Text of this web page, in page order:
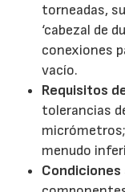
torneadas,
‘cabezal de
conexiones
vacío.
Requisitos
tolerancias
menudo
Condiciones